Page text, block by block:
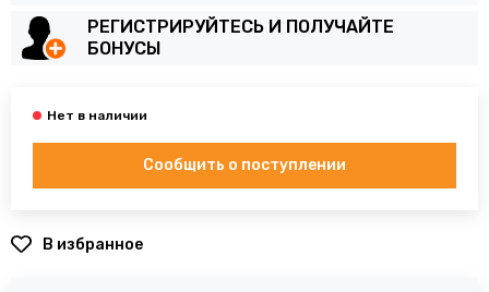
РЕГИСТРИРУЙТЕСЬ И ПОЛУЧАЙТЕ
БОНУСЫ
Сообщить о поступлении
В избранное